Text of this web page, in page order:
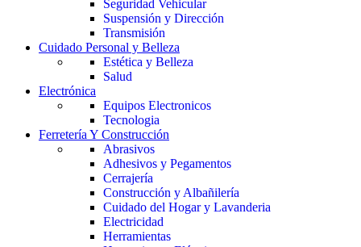
Seguridad Vehicular
Suspensión y Dirección
Transmisión
Cuidado Personal y Belleza
Estética y Belleza
Salud
Electrónica
Equipos Electronicos
Tecnologia
Ferretería Y Construcción
Abrasivos
Adhesivos y Pegamentos
Cerrajería
Construcción y Albañilería
Cuidado del Hogar y Lavanderia
Electricidad
Herramientas